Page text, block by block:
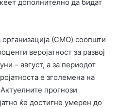
дополнително да бидат
(СMO) соопшти
веројатност за развој
– август, а за периодот
е зголемена на
прогнози
ќе достигне умерен до